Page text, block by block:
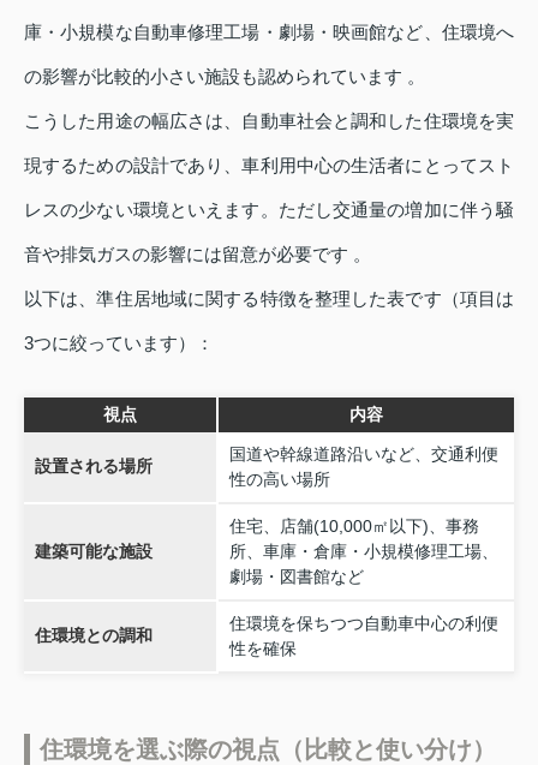
庫・小規模な自動車修理工場・劇場・映画館など、住環境へ
の影響が比較的小さい施設も認められています 。
こうした用途の幅広さは、自動車社会と調和した住環境を実
現するための設計であり、車利用中心の生活者にとってスト
レスの少ない環境といえます。ただし交通量の増加に伴う騒
音や排気ガスの影響には留意が必要です 。
以下は、準住居地域に関する特徴を整理した表です（項目は
3つに絞っています）：
視点 内容
設置される場所
国道や幹線道路沿いなど、交通利便
性の高い場所
建築可能な施設
住宅、店舗(10,000㎡以下)、事務
所、車庫・倉庫・小規模修理工場、
劇場・図書館など
住環境との調和
住環境を保ちつつ自動車中心の利便
性を確保
住環境を選ぶ際の視点（比較と使い分け）